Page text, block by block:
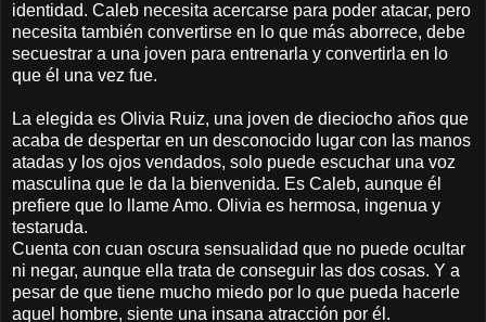
identidad. Caleb necesita acercarse para poder atacar, pero
necesita también convertirse en lo que más aborrece, debe
secuestrar a una joven para entrenarla y convertirla en lo
que él una vez fue.
La elegida es Olivia Ruiz, una joven de dieciocho años que
acaba de despertar en un desconocido lugar con las manos
atadas y los ojos vendados, solo puede escuchar una voz
masculina que le da la bienvenida. Es Caleb, aunque él
prefiere que lo llame Amo. Olivia es hermosa, ingenua y
testaruda.
Cuenta con cuan oscura sensualidad que no puede ocultar
ni negar, aunque ella trata de conseguir las dos cosas. Y a
pesar de que tiene mucho miedo por lo que pueda hacerle
aquel hombre, siente una insana atracción por él.